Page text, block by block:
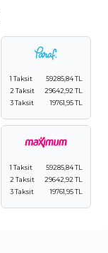
1 Taksit
59285,84 TL
2 Taksit
29642,92 TL
3 Taksit
19761,95 TL
1 Taksit
59285,84 TL
2 Taksit
29642,92 TL
3 Taksit
19761,95 TL